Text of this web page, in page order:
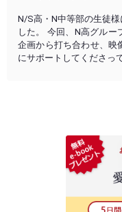
N/S高・N中等部の生徒
した。 今回、N高グルー
企画から打ち合わせ、映
にサポートしてくださっ